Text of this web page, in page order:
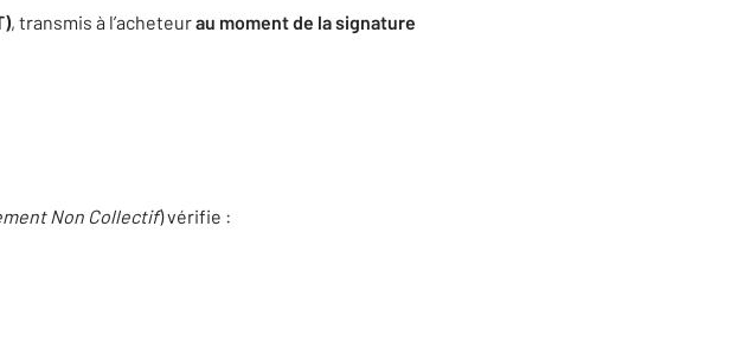
, transmis à l’acheteurau moment de la signature
Non Collectif) vérifie :